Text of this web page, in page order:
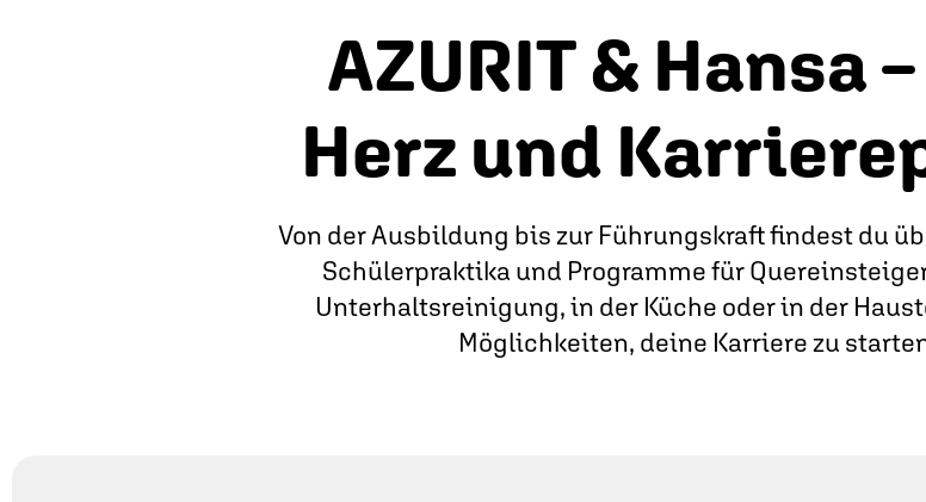
AZURIT & Hansa
Herz und
Von der Ausbildung bis zur Führungskraft findest du
Schülerpraktika und Programme für
Unterhalts­reinigung, in der Küche oder in der
Möglichkeiten, deine Karriere zu